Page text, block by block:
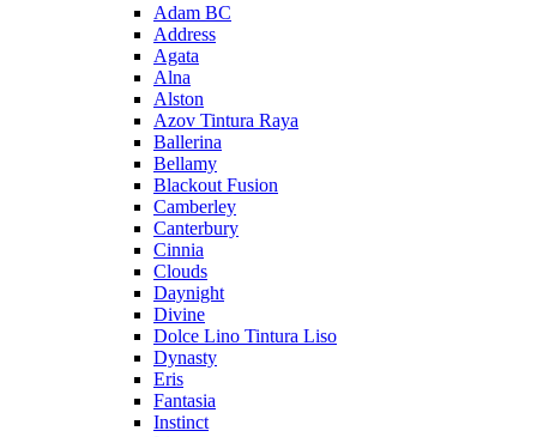
Adam BC
Address
Agata
Alna
Alston
Azov Tintura Raya
Ballerina
Bellamy
Blackout Fusion
Camberley
Canterbury
Cinnia
Clouds
Daynight
Divine
Dolce Lino Tintura Liso
Dynasty
Eris
Fantasia
Instinct